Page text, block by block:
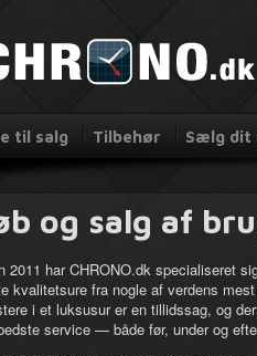
til salg Tilbehør Sælg dit
og salg af
2011 har CHRONO.dk specialiseret
kvalitetsure fra nogle af verdens
i et luksusur er en tillidssag, og
service — både før, under og